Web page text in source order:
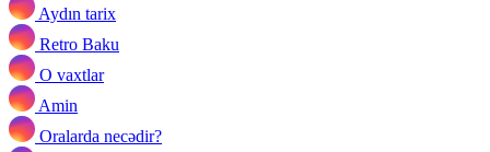
Aydın tarix
Retro Baku
O vaxtlar
Amin
Oralarda necədir?